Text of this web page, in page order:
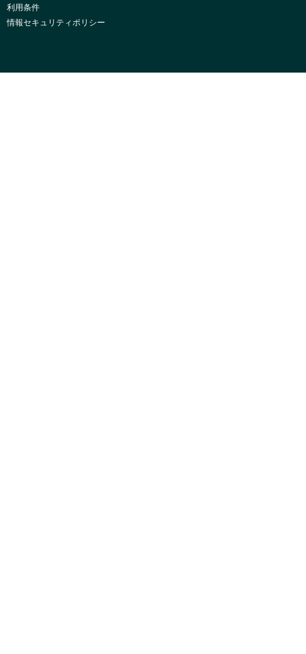
利用条件
情報セキュリティポリシー